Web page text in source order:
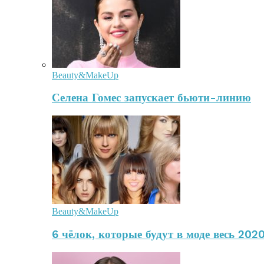
Beauty&MakeUp
Селена Гомес запускает бьюти-линию
Beauty&MakeUp
6 чёлок, которые будут в моде весь